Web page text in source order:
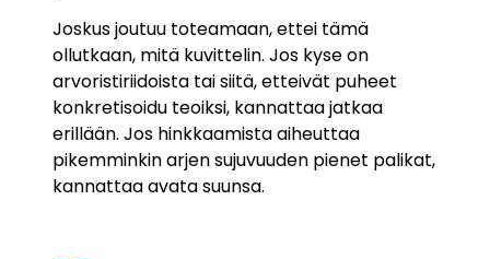
Joskus joutuu toteamaan, ettei tämä
ollutkaan, mitä kuvittelin. Jos kyse on
arvoristiriidoista tai siitä, etteivät puheet
konkretisoidu teoiksi, kannattaa jatkaa
erillään. Jos hinkkaamista aiheuttaa
pikemminkin arjen sujuvuuden pienet palikat,
kannattaa avata suunsa.